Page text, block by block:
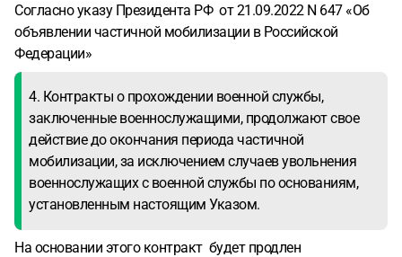
Согласно указу Президента РФ от 21.09.2022 N 647 «Об
объявлении частичной мобилизации в Российской
Федерации»
4. Контракты о прохождении военной службы,
заключенные военнослужащими, продолжают свое
действие до окончания периода частичной
мобилизации, за исключением случаев увольнения
военнослужащих с военной службы по основаниям,
установленным настоящим Указом.
На основании этого контракт будет продлен